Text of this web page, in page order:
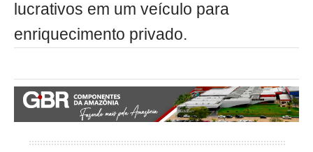
lucrativos em um veículo para
enriquecimento privado.